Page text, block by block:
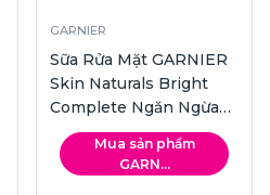
GARNIER
Sữa Rửa Mặt GARNIER
Skin Naturals Bright
Complete Ngăn Ngừa
Mụn | 100ml
Mua sản phẩm
GARN...